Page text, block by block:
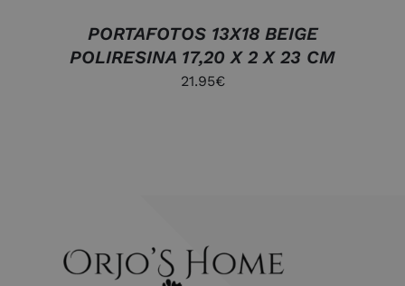
PORTAFOTOS 13X18 BEIGE
POLIRESINA 17,20 X 2 X 23 CM
21.95€